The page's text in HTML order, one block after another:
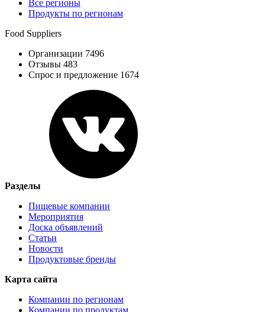
Все регионы
Продукты по регионам
Food Suppliers
Организации 7496
Отзывы 483
Спрос и предложение 1674
Разделы
Пищевые компании
Мероприятия
Доска объявлений
Статьи
Новости
Продуктовые бренды
Карта сайта
Компании по регионам
Компании по продуктам